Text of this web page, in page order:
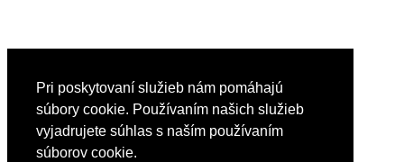
Pri poskytovaní služieb nám pomáhajú
súbory cookie. Používaním našich služieb
vyjadrujete súhlas s naším používaním
súborov cookie.
Reklama